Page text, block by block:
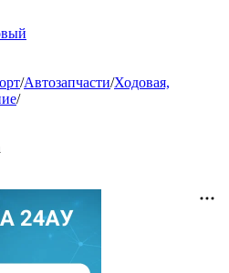
/Автозапчасти/Ходовая,
/